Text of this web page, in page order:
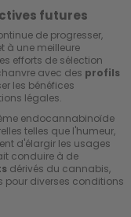
futures
de progresser,
à une meilleure
efforts de sélection
avec des profils
les bénéfices
légales.
endocannabinoïde
telles que l'humeur,
d'élargir les usages
conduire à de
dérivés du cannabis,
pour diverses conditions